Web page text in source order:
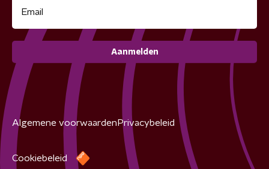
Aanmelden
Algemene voorwaarden Privacybeleid
Cookiebeleid